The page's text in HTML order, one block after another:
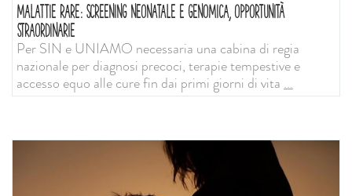
MALATTIE RARE: SCREENING NEONATALE E GENOMICA, OPPORTUNITÀ
STRAORDINARIE
Per SIN e UNIAMO necessaria una cabina di regia
nazionale per diagnosi precoci, terapie tempestive e
accesso equo alle cure fin dai primi giorni di vita ...